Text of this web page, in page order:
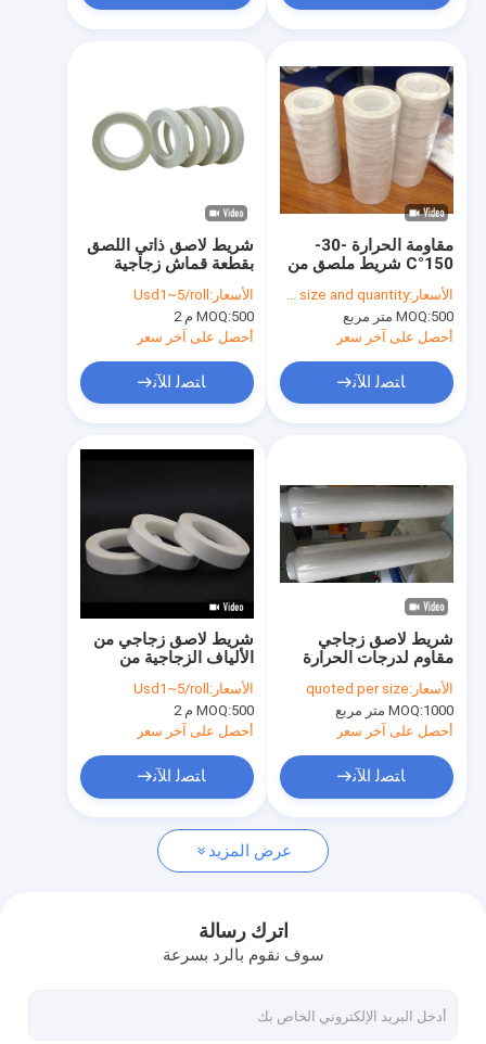
منتجات
معلومات عنا
جولة في المعمل
اتصل بنا
شريط عازل لاصق
شريط عزل قماش زجاجي
شريط عازل مقاوم للحرارة
شريط لاصق فيلم بوليميد
شريط لاصق رقائق الألومنيوم
شريط لاصق ذاتي اللصق
بقطعة قماش زجاجية
مطلي بالجانب الواحد
الأسعار: Usd1~5/roll
MOQ:500 م 2
أحصل على آخر سعر
ﺎﺘﺼﻟ ﺍﻶﻧ
مقاومة الحرارة -30-
150°C شريط ملصق من
قماش زجاجي مع إطالة ≥
3% لون أبيضالأسعار:basing on size and quantity
MOQ:500 متر مربع
أحصل على آخر سعر
ﺎﺘﺼﻟ ﺍﻶﻧ
شريط لاصق زجاجي من
الألياف الزجاجية من
السيليكون العازل المقاوم
للحرارة
الأسعار: Usd1~5/roll
MOQ:500 م 2
أحصل على آخر سعر
ﺎﺘﺼﻟ ﺍﻶﻧ
شريط لاصق زجاجي
مقاوم لدرجات الحرارة
عالية
الأسعار:quoted per size
MOQ:1000 متر مربع
أحصل على آخر سعر
ﺎﺘﺼﻟ ﺍﻶﻧ
عرض المزيد
اترك رسالة
سوف نقوم بالرد بسرعة